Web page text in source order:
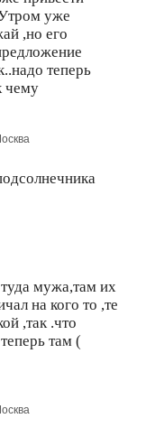
уже
,но его
теперь
чему
мужа,там их
на кого то ,те
,так .что
там (